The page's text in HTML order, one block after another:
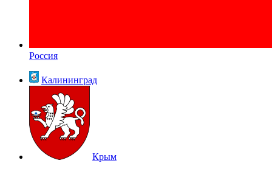
Россия
Калининград
Крым